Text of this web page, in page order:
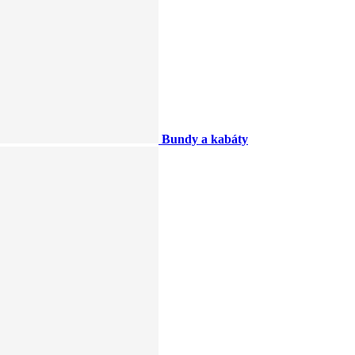
Bundy a kabáty